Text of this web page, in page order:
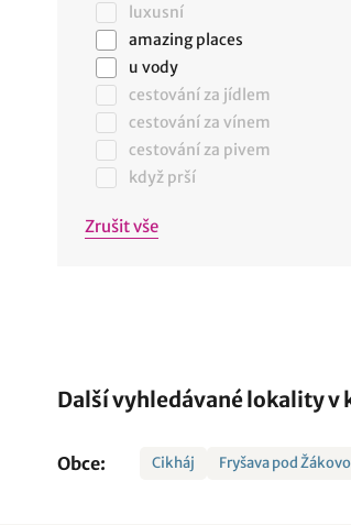
luxusní
amazing places
u vody
cestování za jídlem
cestování za vínem
cestování za pivem
když prší
Zrušit vše
Další vyhledávané lokality v
Obce: Cikháj Fryšava pod